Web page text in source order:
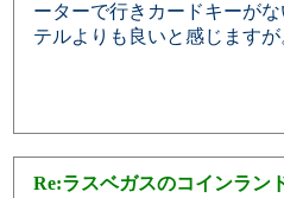
ーターで行きカードキーが
テルよりも良いと感じますが
Re:ラスベガスのコインラン